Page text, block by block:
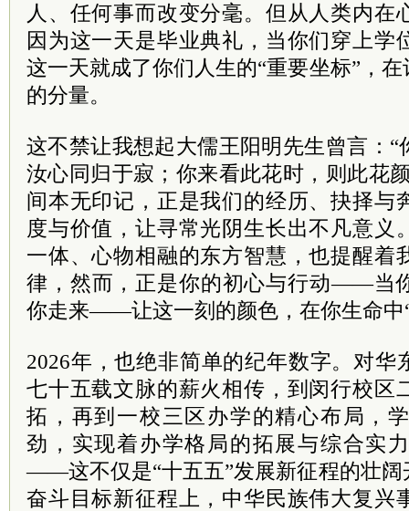
人、任何事而改变分毫。但从人类内在
因为这一天是毕业典礼，当你们穿上学
这一天就成了你们人生的“重要坐标”，
的分量。
这不禁让我想起大儒王阳明先生曾言：
汝心同归于寂；你来看此花时，则此花
间本无印记，正是我们的经历、抉择与
度与价值，让寻常光阴生长出不凡意义
一体、心物相融的东方智慧，也提醒着
律，然而，正是你的初心与行动——当
你走来——让这一刻的颜色，在你生命中
2026年，也绝非简单的纪年数字。对
七十五载文脉的薪火相传，到闵行校区
拓，再到一校三区办学的精心布局，
劲，实现着办学格局的拓展与综合实
——这不仅是“十五五”发展新征程的壮阔
奋斗目标新征程上，中华民族伟大复兴